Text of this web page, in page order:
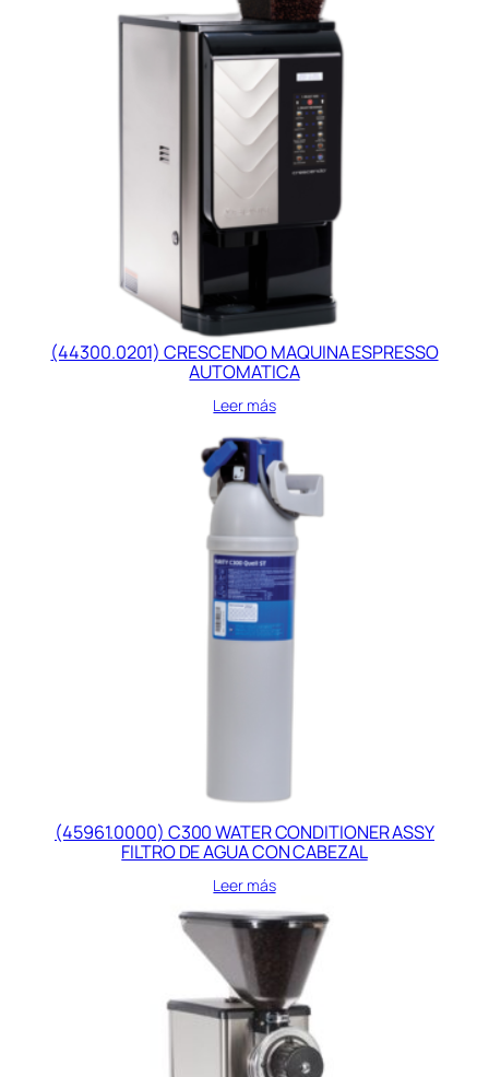
(44300.0201) CRESCENDO MAQUINA ESPRESSO
AUTOMATICA
Leer más
(45961.0000) C300 WATER CONDITIONER ASSY
FILTRO DE AGUA CON CABEZAL
Leer más